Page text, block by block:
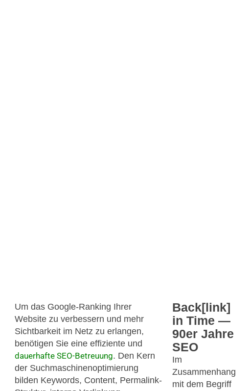
Um das Google-Ranking Ihrer
Website zu verbessern und mehr
Sichtbarkeit im Netz zu erlangen,
benötigen Sie eine effiziente und
dauerhafte SEO-Betreuung. Den Kern
der Suchmaschinenoptimierung
bilden Keywords, Content, Permalink-
Back[link]
in Time —
90er Jahre
SEO
Im
Zusammenhang
mit dem Begriff